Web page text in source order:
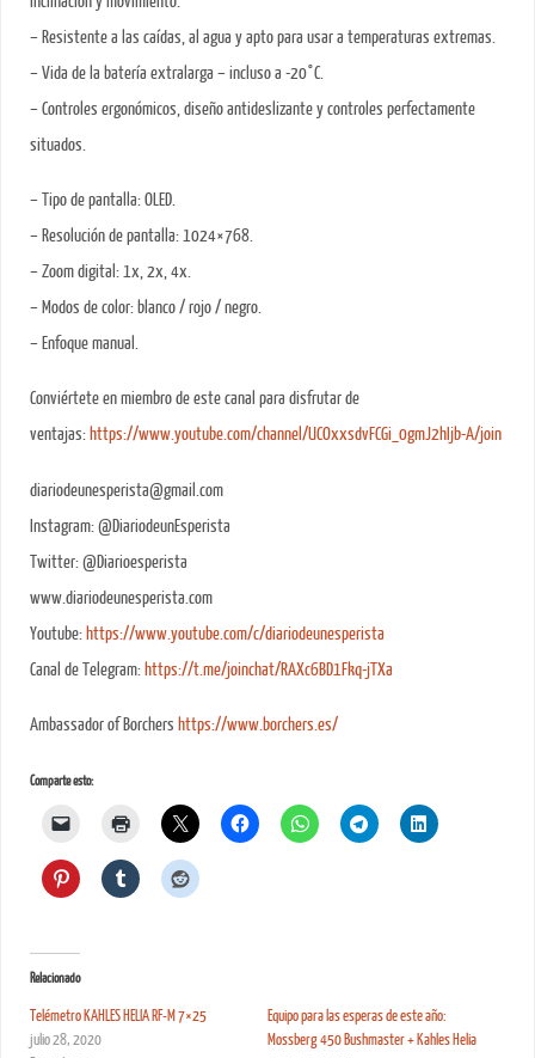
– Resistente a las caídas, al agua y apto para usar a temperaturas extremas.
– Vida de la batería extralarga – incluso a -20°C.
– Controles ergonómicos, diseño antideslizante y controles perfectamente
situados.
– Tipo de pantalla: OLED.
– Resolución de pantalla: 1024×768.
– Zoom digital: 1x, 2x, 4x.
– Modos de color: blanco / rojo / negro.
– Enfoque manual.
Conviértete en miembro de este canal para disfrutar de
ventajas: https://www.youtube.com/channel/UCOxxsdvFCGi_0gmJ2hIjb-A/join
diariodeunesperista@gmail.com
Instagram: @DiariodeunEsperista
Twitter: @Diarioesperista
www.diariodeunesperista.com
Youtube: https://www.youtube.com/c/diariodeunesperista
Canal de Telegram: https://t.me/joinchat/RAXc6BD1Fkq-jTXa
Ambassador of Borchers https://www.borchers.es/
Comparte esto:
Relacionado
Telémetro KAHLES HELIA RF-M 7×25
julio 28, 2020
Equipo para las esperas de este año:
Mossberg 450 Bushmaster + Kahles Helia